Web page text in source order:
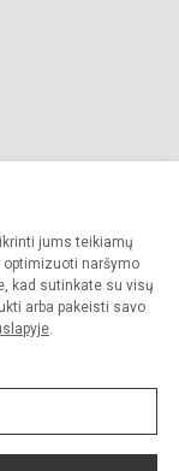
jums teikiamų
optimizuoti naršymo
kad sutinkate su visų
arba pakeisti savo
.
saugomos.
draudžiama.